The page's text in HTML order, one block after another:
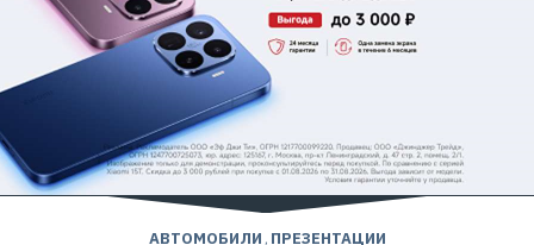
АВТОМОБИЛИ , ПРЕЗЕНТАЦИИ